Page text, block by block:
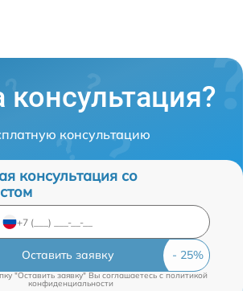
консультацию
консультация со
Оставить заявку
"Оставить заявку" Вы соглашаетесь cполитикой
конфиденциальности